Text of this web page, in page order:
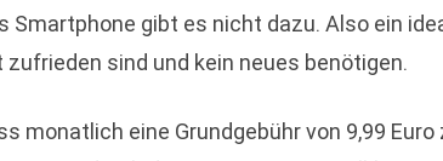
Smartphone gibt es nicht dazu. Also ein
sind und kein neues benötigen.
monatlich eine Grundgebühr von 9,99 Euro